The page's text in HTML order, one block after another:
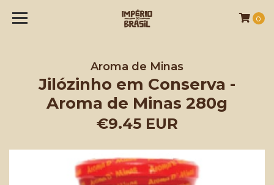
0
Aroma de Minas
Jilózinho em Conserva -
Aroma de Minas 280g
€9.45 EUR